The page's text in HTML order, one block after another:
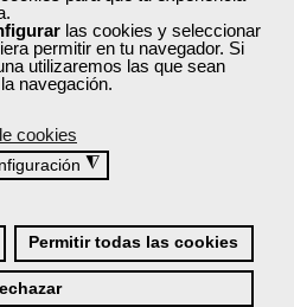
las cookies y seleccionar
permitir en tu navegador. Si
utilizaremos las que sean
navegación.
cookies
◮
Permitir todas las cookies
de acceso
Diploma
English - 1
nivel